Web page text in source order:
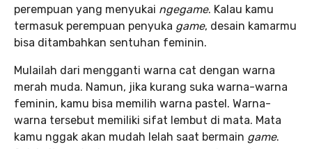
perempuan yang menyukai ngegame. Kalau kamu
termasuk perempuan penyuka game, desain kamarmu
bisa ditambahkan sentuhan feminin.
Mulailah dari mengganti warna cat dengan warna
merah muda. Namun, jika kurang suka warna-warna
feminin, kamu bisa memilih warna pastel. Warna-
warna tersebut memiliki sifat lembut di mata. Mata
kamu nggak akan mudah lelah saat bermain game.